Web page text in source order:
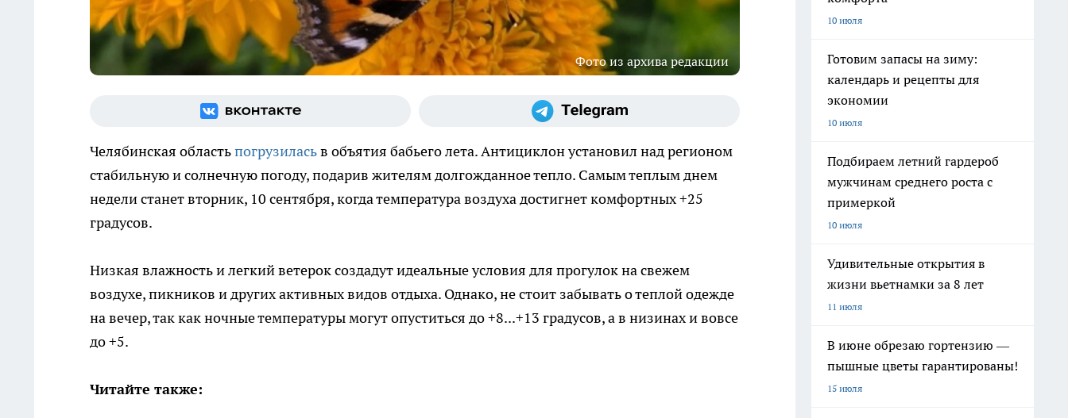
Фото из архива редакции
Челябинская областьпогрузиласьв объятия бабьего лета. Антициклон установил над регионом
стабильную и солнечную погоду, подарив жителям долгожданное тепло. Самым теплым днем
недели станет вторник, 10 сентября, когда температура воздуха достигнет комфортных +25
градусов.
Низкая влажность и легкий ветерок создадут идеальные условия для прогулок на свежем
воздухе, пикников и других активных видов отдыха. Однако, не стоит забывать о теплой одежде
на вечер, так как ночные температуры могут опуститься до +8...+13 градусов, а в низинах и вовсе
до +5.
Читайте также:
10 июля
Готовим запасы на зиму:
календарь и рецепты для
экономии
10 июля
Подбираем летний гардероб
мужчинам среднего роста с
примеркой
10 июля
Удивительные открытия в
жизни вьетнамки за 8 лет
11 июля
В июне обрезаю гортензию —
пышные цветы гарантированы!
15 июля